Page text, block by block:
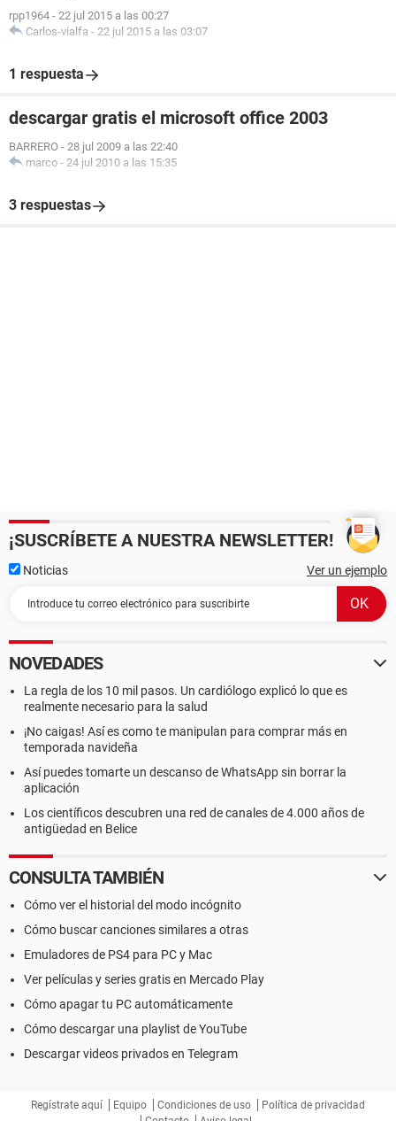
rpp1964 - 22 jul 2015 a las 00:27
Carlos-vialfa - 22 jul 2015 a las 03:07
1 respuesta
descargar gratis el microsoft office 2003
BARRERO - 28 jul 2009 a las 22:40
marco - 24 jul 2010 a las 15:35
3 respuestas
¡SUSCRÍBETE A NUESTRA NEWSLETTER!
Noticias Ver un ejemplo
NOVEDADES
La regla de los 10 mil pasos. Un cardiólogo explicó lo que es
realmente necesario para la salud
¡No caigas! Así es como te manipulan para comprar más en
temporada navideña
Así puedes tomarte un descanso de WhatsApp sin borrar la
aplicación
Los científicos descubren una red de canales de 4.000 años de
antigüedad en Belice
CONSULTA TAMBIÉN
Cómo ver el historial del modo incógnito
Cómo buscar canciones similares a otras
Emuladores de PS4 para PC y Mac
Ver películas y series gratis en Mercado Play
Cómo apagar tu PC automáticamente
Cómo descargar una playlist de YouTube
Descargar videos privados en Telegram
Regístrate aquí Equipo Condiciones de uso
Política de privacidad